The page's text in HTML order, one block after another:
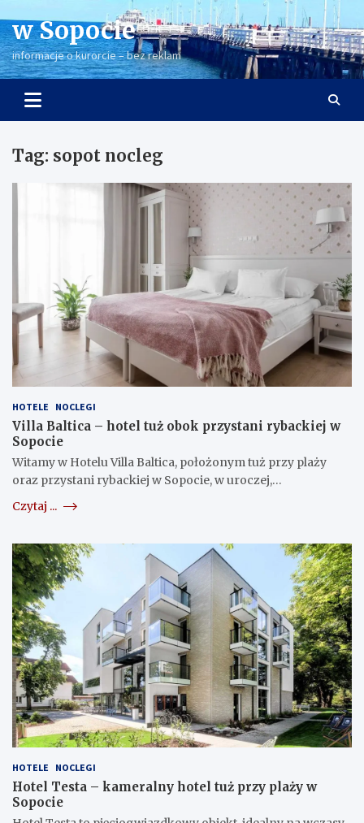
to
content
w Sopocie
informacje o kurorcie – bez reklam
Tag: sopot nocleg
HOTELE NOCLEGI
Villa Baltica – hotel tuż obok przystani rybackiej w
Sopocie
Witamy w Hotelu Villa Baltica, położonym tuż przy plaży
oraz przystani rybackiej w Sopocie, w uroczej,…
Czytaj ...
HOTELE NOCLEGI
Hotel Testa – kameralny hotel tuż przy plaży w
Sopocie